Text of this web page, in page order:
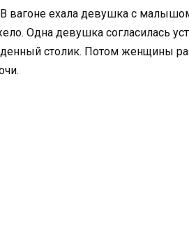
вагоне ехала девушка с
Одна девушка согласилась
столик. Потом женщины